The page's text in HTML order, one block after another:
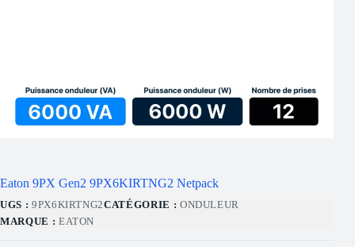
Eaton 9PX Gen2 9PX6KIRTNG2 Netpack
UGS : 9PX6KIRTNG2CATÉGORIE : ONDULEUR
MARQUE : EATON